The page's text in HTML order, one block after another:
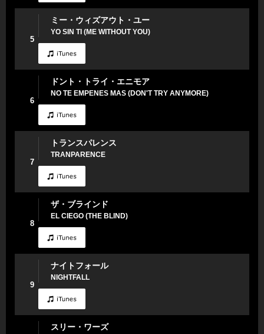
5
ミー・ウィズアウト・ユー
YO SIN TI (ME WITHOUT YOU)
6
ドント・トライ・エニモア
NO TE EMPENES MAS (DON'T TRY ANYMORE)
7
トランスパレンス
TRANPARENCE
8
ザ・ブラインド
EL CIEGO (THE BLIND)
9
ナイトフォール
NIGHTFALL
スリー・ワーズ